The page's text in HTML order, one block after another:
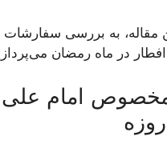
مقاله، به بررسی سفارشات
در ماه رمضان
امام علی